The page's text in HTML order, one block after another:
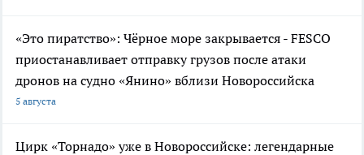
«Это пиратство»: Чёрное море закрывается - FESCO
приостанавливает отправку грузов после атаки
дронов на судно «Янино» вблизи Новороссийска
5 августа
Цирк «Торнадо» уже в Новороссийске: легендарные